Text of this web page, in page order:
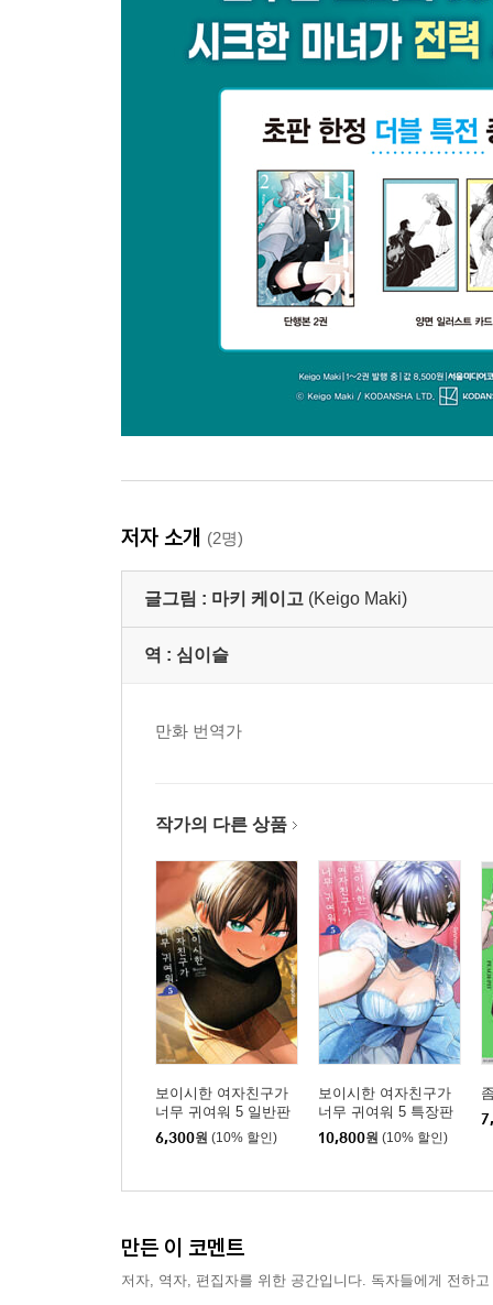
저자 소개 (2명)
글그림 : 마키 케이고 (Keigo Maki)
역 : 심이슬
만화 번역가
작가의 다른 상품
보이시한 여자친구가
너무 귀여워 5 일반판
6,300원 (10% 할인)
보이시한 여자친구가
너무 귀여워 5 특장판
10,800원 (10% 할인)
만든 이 코멘트
저자, 역자, 편집자를 위한 공간입니다. 독자들에게 전하